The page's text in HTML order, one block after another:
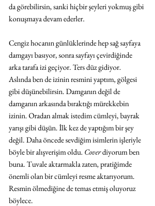
da görebilirsin, sanki hiçbir şeyleri yokmuş gibi
konuşmaya devam ederler.
Cengiz hocanın günlüklerinde hep sağ sayfaya
damgayı basıyor, sonra sayfayı çevirdiğinde
arka tarafa izi geçiyor. Ters düz gidiyor.
Aslında ben de izinin resmini yaptım, gölgesi
gibi düşünebilirsin. Damganın değil de
damganın arkasında bıraktığı mürekkebin
izinin. Oradan almak istedim cümleyi, bayrak
yarışı gibi düşün. İlk kez de yaptığım bir şey
değil. Daha öncede sevdiğim isimlerin işleriyle
böyle bir alışverişim oldu. Cover diyorum ben
buna. Tuvale aktarmakla zaten, pratiğimde
önemli olan bir cümleyi resme aktarıyorum.
Resmin ölmediğine de temas etmiş oluyoruz
böylece.